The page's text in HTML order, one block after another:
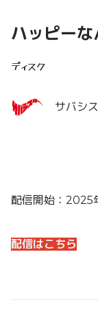
ハッピーな
ディスク
サバシ
配信開始：2025
配信はこちら